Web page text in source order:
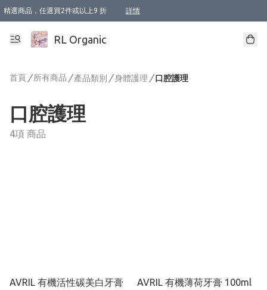
精選商品，任選買2件或以上9 折 詳情
XI周年優惠【新品自由選2件88折/3件85折】
XI周年優惠【Chakra 脈輪平衡自由選2件9折/3件85折/5件8折】
Florame 肌底自由選 2支9折 3支85折
XI周年優惠【蟲蟲退散 · 防衛結界﹞系列2件9折】
Sunki 任選2件95折
BIOFFICINA TOSCANA 任選2支9折 3支85折
Lamav 任選1件9折 2件85折
Mukti Organics 指定產品任選1件9折, 2件88折 3件85折
Intelligent Nutrients Skincare 任選2件9折
deodorant 任選2件88折
化妝品 任選2件95折
XI周年優惠【身心靈單品 任選2件9折/3件85折/5件8折】
XI周年優惠 【精油/香水 任選2件9折/3件85折/5件8折】
XI周年優惠【「關節到肌膚」全效養護 BODY OIL 組2件88折/3件85折】
XI周年優惠【夏日有機物理防曬套裝2件88折】
XI周年優惠【夏日潔面隨意選2件88折/3件85折】
XI周年優惠【逆齡奇蹟抗氧 11 自由選2件88折/3件85折/4件或以上8折】
新會員首次購物即享全單 95 折優惠！
成為VIP / VVIP 可享有生日月現金扣減獎賞優惠 !! 記得去賬户資料填上生日日期啦 !
選用順豐速運，滿$500 免運費
本地速遞 京東 送住宅/ 工商地址 $400 免運費
澳門訂單選用順豐速運，滿$800 免運費
RL Organic
首頁 / 所有商品 / 產品類別 /身體護理 / 口腔護理
口腔護理
4項 商品
AVRIL 有機活性碳美白牙膏
AVRIL 有機薄荷牙膏 100ml